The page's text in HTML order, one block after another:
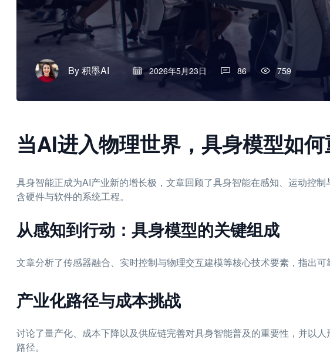
By积墨AI 2026年5月23日 86 759
当AI进入物理世界，具身模型如何
具身智能正成为AI产业新的增长极，文章回顾了具身智能在感知、运动控
含硬件与软件的系统工程。
从感知到行动：具身模型的关键组成
文章分析了传感器融合、实时控制与物理交互建模等核心技术要素，指出可
产业化路径与成本挑战
讨论了量产化、成本下降以及供应链完善对具身智能普及的重要性，并以
路径。